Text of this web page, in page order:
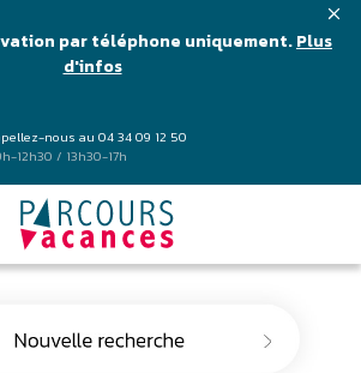
par téléphone uniquement.Plus
d'infos
nous au 04 34 09 12 50
12h30 / 13h30-17h